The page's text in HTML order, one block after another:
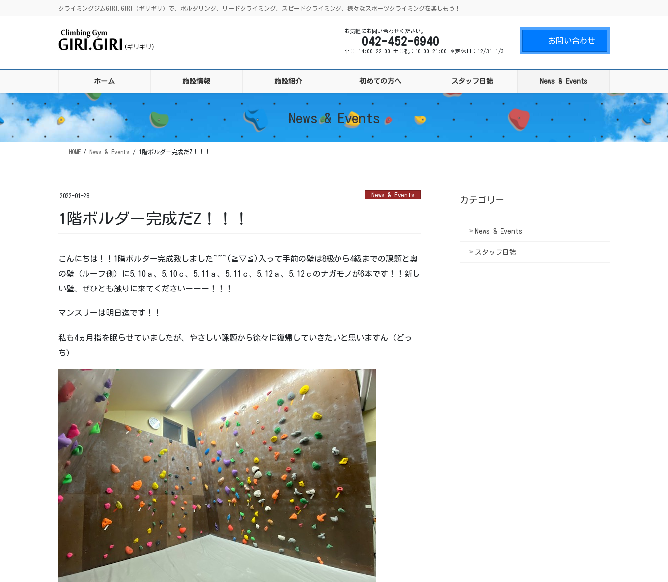
クライミングジムGIRI.GIRI（ギリギリ）で、ボルダリング、リードクライミング、スピードクライミング、様々なスポーツクライミングを楽しもう！
お気軽にお問い合わせください。
042-452-6940
平日 14:00-22:00 土日祝：10:00-21:00 ＊定休日：12/31-1/3
お問い合わせ
ホーム 施設情報 施設紹介 初めての方へ スタッフ日誌 News & Events
News & Events
HOME News & Events 1階ボルダー完成だZ！！！
2022-01-28 News & Events
1階ボルダー完成だZ！！！
こんにちは！！1階ボルダー完成致しました~~~(≧▽≦)入って手前の壁は8級から4級までの課題と奥
の壁（ルーフ側）に5.10ａ、5.10ｃ、5.11ａ、5.11ｃ、5.12ａ、5.12ｃのナガモノが6本です！！新し
い壁、ぜひとも触りに来てくださいーーー！！！
マンスリーは明日迄です！！
私も4ヵ月指を眠らせていましたが、やさしい課題から徐々に復帰していきたいと思いますん（どっ
ち）
カテゴリー
News & Events
スタッフ日誌